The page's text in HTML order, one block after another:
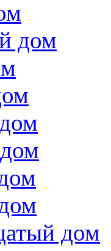
дом
дом